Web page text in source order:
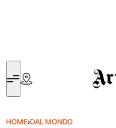
HOME›DAL MONDO